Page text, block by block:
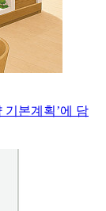
기본계획’에 담